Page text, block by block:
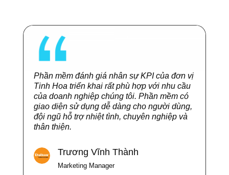
Phần mềm đánh giá nhân sự KPI của đơn vị
Tinh Hoa triển khai rất phù hợp với nhu cầu
của doanh nghiệp chúng tôi. Phần mềm có
giao diện sử dụng dễ dàng cho người dùng,
đội ngũ hỗ trợ nhiệt tình, chuyên nghiệp và
thân thiện.
Trương Vĩnh Thành
Marketing Manager